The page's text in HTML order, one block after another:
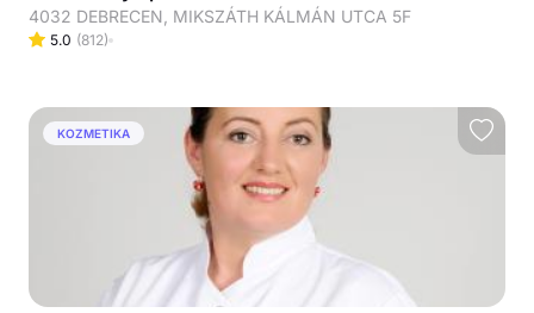
4032 DEBRECEN, MIKSZÁTH KÁLMÁN UTCA 5F
5.0 (812)
KOZMETIKA